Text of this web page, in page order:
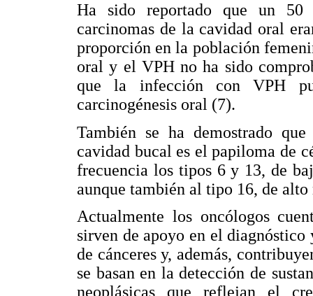
Ha sido reportado que un 50
carcinomas de la cavidad oral
proporción en la población
oral y el VPH no ha sido
que la infección con VPH
carcinogénesis oral (7).
También se ha demostrado
cavidad bucal es el papiloma de
frecuencia los tipos 6 y 13, de
aunque también al tipo 16, de
Actualmente los oncólogos
sirven de apoyo en el
de cánceres y, además,
se basan en la detección de
neoplásicas que reflejan el